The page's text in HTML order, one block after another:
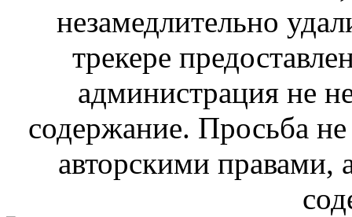
незамедлительно
трекере
администрация не
содержание. Просьба
авторскими правами,